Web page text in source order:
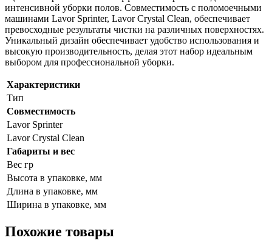
интенсивной уборки полов. Совместимость с поломоечными
машинами Lavor Sprinter, Lavor Crystal Clean, обеспечивает
превосходные результаты чистки на различных поверхностях.
Уникальный дизайн обеспечивает удобство использования и
высокую производительность, делая этот набор идеальным
выбором для профессиональной уборки.
Характеристики
Тип
Совместимость
Lavor Sprinter
Lavor Crystal Clean
Габариты и вес
Вес гр
Высота в упаковке, мм
Длина в упаковке, мм
Ширина в упаковке, мм
Похожие товары